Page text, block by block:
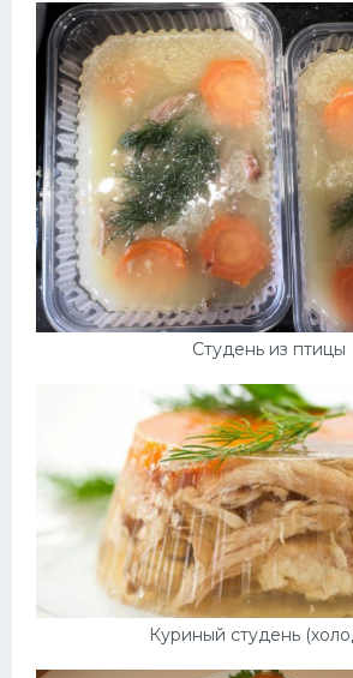
Студень из птицы
Куриный студень